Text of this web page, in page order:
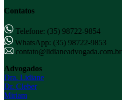
Contatos
Telefone: (35) 98722-9854
WhatsApp: (35) 98722-9853
contato@lidianeadvogada.com.br
Advogados
Dra. Lidiane
Dr. Cleber
Miriam